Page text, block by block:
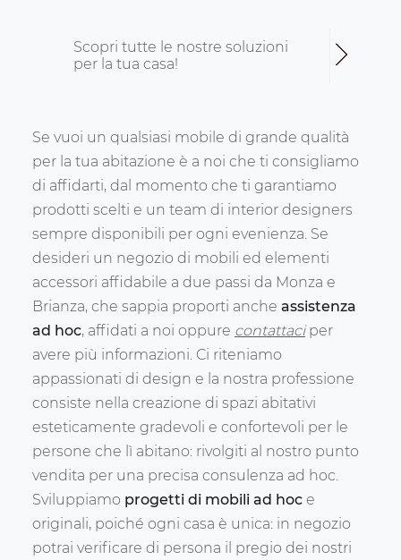
Scopri tutte le nostre soluzioni
per la tua casa!
Se vuoi un qualsiasi mobile di grande qualità
per la tua abitazione è a noi che ti consigliamo
di affidarti, dal momento che ti garantiamo
prodotti scelti e un team di interior designers
sempre disponibili per ogni evenienza. Se
desideri un negozio di mobili ed elementi
accessori affidabile a due passi da Monza e
Brianza, che sappia proporti anche assistenza
ad hoc, affidati a noi oppure contattaciper
avere più informazioni. Ci riteniamo
appassionati di design e la nostra professione
consiste nella creazione di spazi abitativi
esteticamente gradevoli e confortevoli per le
persone che lì abitano: rivolgiti al nostro punto
vendita per una precisa consulenza ad hoc.
Sviluppiamo progetti di mobili ad hoc e
originali, poiché ogni casa è unica: in negozio
potrai verificare di persona il pregio dei nostri